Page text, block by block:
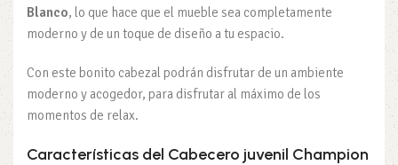
Blanco, lo que hace que el mueble sea completamente
moderno y de un toque de diseño a tu espacio.
Con este bonito cabezal podrán disfrutar de un ambiente
moderno y acogedor, para disfrutar al máximo de los
momentos de relax.
Características del Cabecero juvenil Champion